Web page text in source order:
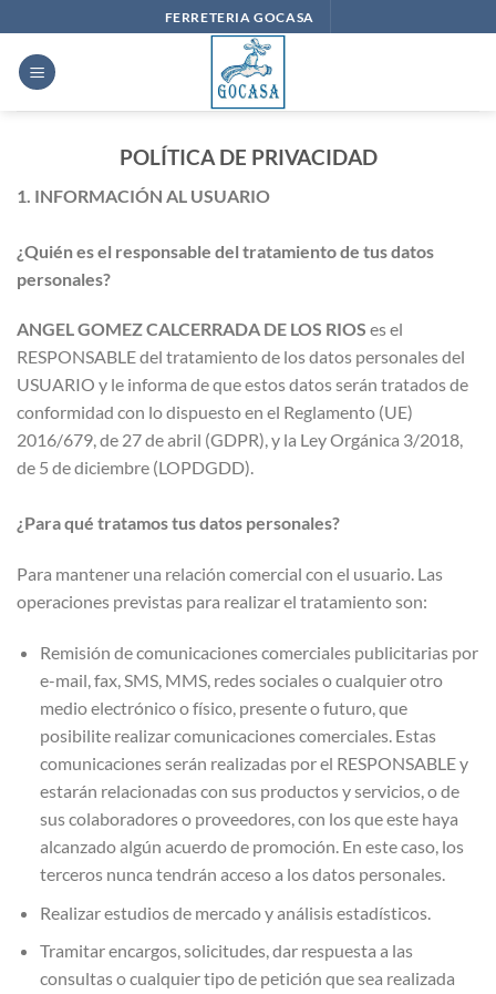
al
contenido
FERRETERIA GOCASA
POLÍTICA DE PRIVACIDAD
1. INFORMACIÓN AL USUARIO
¿Quién es el responsable del tratamiento de tus datos
personales?
ANGEL GOMEZ CALCERRADA DE LOS RIOS es el
RESPONSABLE del tratamiento de los datos personales del
USUARIO y le informa de que estos datos serán tratados de
conformidad con lo dispuesto en el Reglamento (UE)
2016/679, de 27 de abril (GDPR), y la Ley Orgánica 3/2018,
de 5 de diciembre (LOPDGDD).
¿Para qué tratamos tus datos personales?
Para mantener una relación comercial con el usuario. Las
operaciones previstas para realizar el tratamiento son:
Remisión de comunicaciones comerciales publicitarias por
e-mail, fax, SMS, MMS, redes sociales o cualquier otro
medio electrónico o físico, presente o futuro, que
posibilite realizar comunicaciones comerciales. Estas
comunicaciones serán realizadas por el RESPONSABLE y
estarán relacionadas con sus productos y servicios, o de
sus colaboradores o proveedores, con los que este haya
alcanzado algún acuerdo de promoción. En este caso, los
terceros nunca tendrán acceso a los datos personales.
Realizar estudios de mercado y análisis estadísticos.
Tramitar encargos, solicitudes, dar respuesta a las
consultas o cualquier tipo de petición que sea realizada